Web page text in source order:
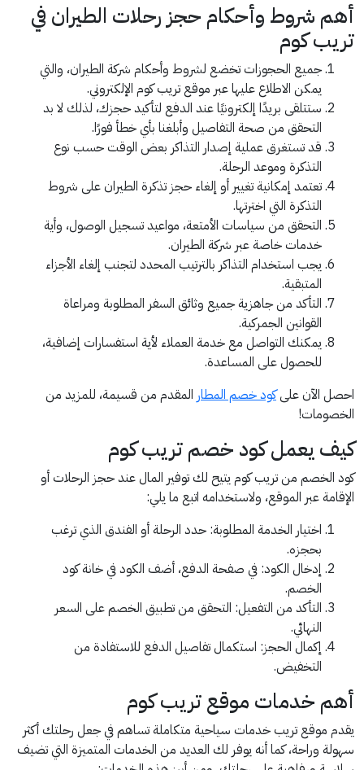
أهم شروط وأحكام حجز رحلات الطيران في
تريب كوم
جميع الحجوزات تخضع لشروط وأحكام شركة الطيران، والتي
يمكن الاطلاع عليها عبر موقع تريب كوم الإلكتروني.
ستتلقى بريدًا إلكترونيًا عند الدفع لتأكيد حجزك، لذلك لا بد
التحقق من صحة التفاصيل وأبلغنا بأي خطأ فورًا.
قد تستغرق عملية إصدار التذاكر بعض الوقت حسب نوع
التذكرة وموعد الرحلة.
تعتمد إمكانية تغيير أو إلغاء حجز تذكرة الطيران على شروط
التذكرة التي اخترتها.
التحقق من سياسات الأمتعة، مواعيد تسجيل الوصول، وأية
خدمات خاصة عبر شركة الطيران.
يجب استخدام التذاكر بالترتيب المحدد لتجنب إلغاء الأجزاء
المتبقية.
التأكد من جاهزية جميع وثائق السفر المطلوبة ومراعاة
القوانين الجمركية.
يمكنك التواصل مع خدمة العملاء لأية استفسارات إضافية،
للحصول على المساعدة.
احصل الآن علىكود خصم المطار المقدم من قسيمة، للمزيد من
الخصومات!
كيف يعمل كود خصم تريب كوم
كود الخصم من تريب كوم يتيح لك توفير المال عند حجز الرحلات أو
الإقامة عبر الموقع، ولاستخدامه اتبع ما يلي:
اختيار الخدمة المطلوبة: حدد الرحلة أو الفندق الذي ترغب
بحجزه.
إدخال الكود: في صفحة الدفع، أضف الكود في خانة كود
الخصم.
التأكد من التفعيل: التحقق من تطبيق الخصم على السعر
النهائي.
إكمال الحجز: استكمال تفاصيل الدفع للاستفادة من
التخفيض.
أهم خدمات موقع تريب كوم
يقدم موقع تريب خدمات سياحية متكاملة تساهم في جعل رحلتك أكثر
سهولة وراحة، كما أنه يوفر لك العديد من الخدمات المتميزة التي تضيف